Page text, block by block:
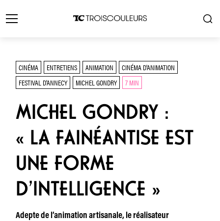
CINÉMA ENTRETIENS ANIMATION
CINÉMA D'ANIMATION
FESTIVAL D'ANNECY
MICHEL GONDRY 7 MIN
MICHEL GONDRY :
« LA FAINÉANTISE EST
UNE FORME
D’INTELLIGENCE »
Adepte de l’animation artisanale, le réalisateur